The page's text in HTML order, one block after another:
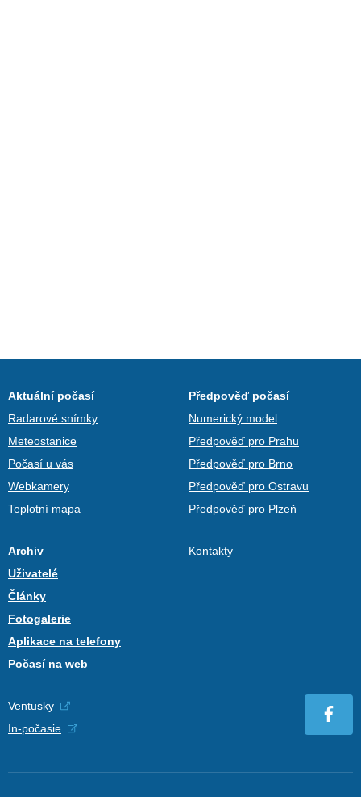
Aktuální počasí
Radarové snímky
Meteostanice
Počasí u vás
Webkamery
Teplotní mapa
Předpověď počasí
Numerický model
Předpověď pro Prahu
Předpověď pro Brno
Předpověď pro Ostravu
Předpověď pro Plzeň
Archiv
Uživatelé
Články
Fotogalerie
Aplikace na telefony
Počasí na web
Kontakty
Ventusky
In-počasie